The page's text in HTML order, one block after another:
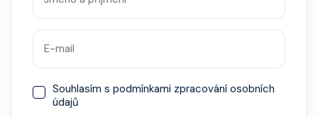
Souhlasím s podmínkami zpracování osobních
údajů